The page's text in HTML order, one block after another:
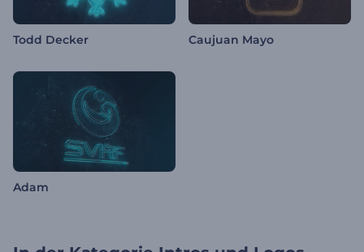
Todd Decker Caujuan Mayo
Adam